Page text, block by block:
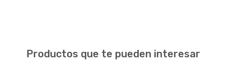
Productos que te pueden interesar